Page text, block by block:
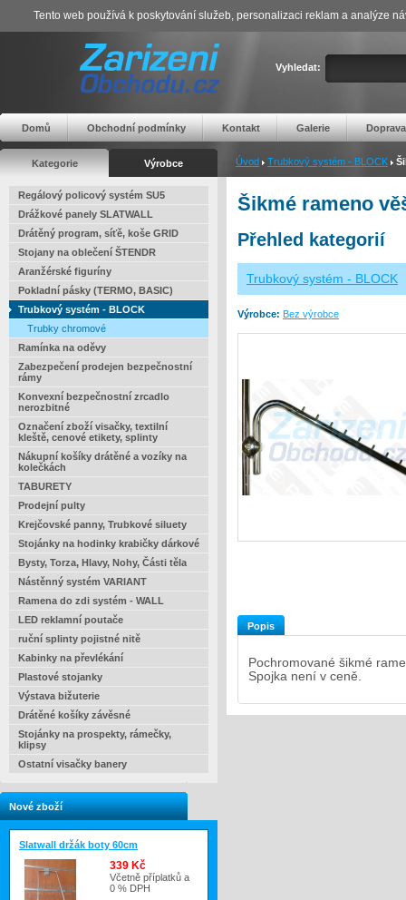
Vyhledat:
Domů Obchodní podmínky Kontakt Galerie Doprava
Kategorie Výrobce Úvod Trubkový systém - BLOCK
Regálový policový systém SU5
Drážkové panely SLATWALL
Drátěný program, síťě, koše GRID
Stojany na oblečení ŠTENDR
Aranžérské figuríny
Pokladní pásky (TERMO, BASIC)
Trubkový systém - BLOCK
Trubky chromové
Ramínka na oděvy
Zabezpečení prodejen bezpečnostní
rámy
Konvexní bezpečnostní zrcadlo
nerozbitné
Označení zboží visačky, textilní
kleště, cenové etikety, splinty
Nákupní košíky drátěné a vozíky na
kolečkách
TABURETY
Prodejní pulty
Krejčovské panny, Trubkové siluety
Stojánky na hodinky krabičky dárkové
Bysty, Torza, Hlavy, Nohy, Části těla
Nástěnný systém VARIANT
Ramena do zdi systém - WALL
LED reklamní poutače
ruční splinty pojistné nitě
Kabinky na převlékání
Plastové stojanky
Výstava bižuterie
Drátěné košíky závěsné
Stojánky na prospekty, rámečky,
klipsy
Ostatní visačky banery
Nové zboží
Slatwall držák boty 60cm
339 Kč
Včetně příplatků a
0 % DPH
Šikmé rameno
Přehled kategorií
Trubkový systém - BLOCK
Výrobce: Bez výrobce
Popis
Pochromované šikmé
Spojka není v ceně.
Tento web používá k poskytování služeb, personalizaci reklam a analýze